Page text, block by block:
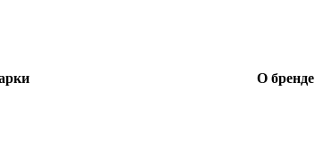
О бренде